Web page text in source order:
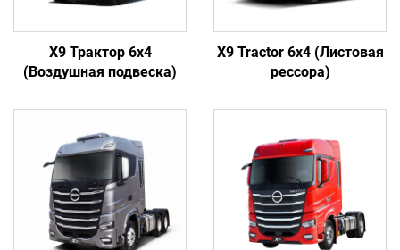
X9 Трактор 6x4
(Воздушная подвеска)
X9 Tractor 6x4 (Листовая
рессора)